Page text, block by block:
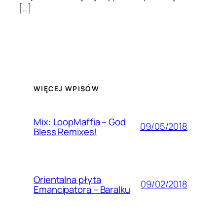
[…]
WIĘCEJ WPISÓW
Mix: LoopMaffia – God
Bless Remixes! 09/05/2018
Orientalna płyta
Emancipatora – Baralku 09/02/2018